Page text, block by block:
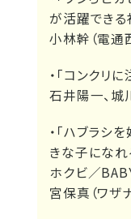
が活躍できる
小林幹（電通
・「コンクリ
石井陽一、城
・「ハブラシ
きな子になれ
ホクビ／
宮保真（ワザ